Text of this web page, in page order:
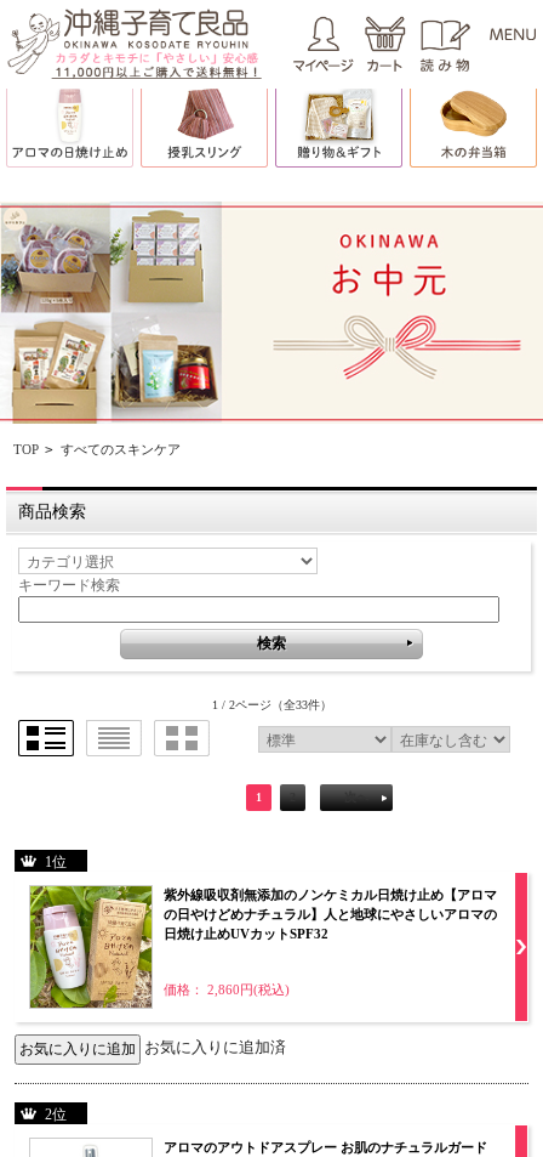
TOP > すべてのスキンケア
商品検索
キーワード検索
1 / 2ページ （全33件）
1 2 次へ
1位
紫外線吸収剤無添加のノンケミカル日焼け止め【アロマ
の日やけどめナチュラル】人と地球にやさしいアロマの
日焼け止めUVカットSPF32
価格： 2,860円(税込)
お気に入りに追加済
2位
アロマのアウトドアスプレー お肌のナチュラルガード